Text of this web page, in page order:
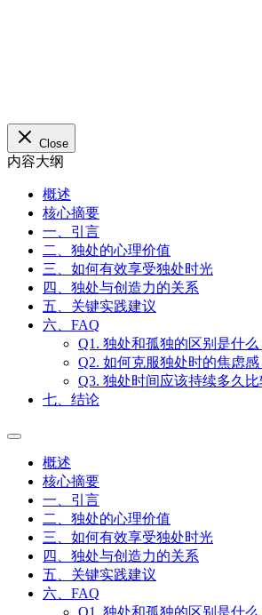
Close
内容大纲
概述
核心摘要
一、引言
二、独处的心理价值
三、如何有效享受独处时光
四、独处与创造力的关系
五、关键实践建议
六、FAQ
Q1. 独处和孤独的区别是什么
Q2. 如何克服独处时的焦虑感
Q3. 独处时间应该持续多久比
七、结论
概述
核心摘要
一、引言
二、独处的心理价值
三、如何有效享受独处时光
四、独处与创造力的关系
五、关键实践建议
六、FAQ
Q1. 独处和孤独的区别是什么